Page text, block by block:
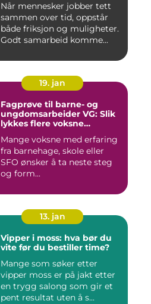
Når mennesker jobber tett
sammen over tid, oppstår
både friksjon og muligheter.
Godt samarbeid komme...
19. jan
Fagprøve til barne- og
ungdomsarbeider VG: Slik
lykkes flere voksne
Mange voksne med erfaring
fra barnehage, skole eller
SFO ønsker å ta neste steg
og form...
13. jan
Vipper i moss: hva bør du
vite før du bestiller time?
Mange som søker etter
vipper moss er på jakt etter
en trygg salong som gir et
pent resultat uten å s...